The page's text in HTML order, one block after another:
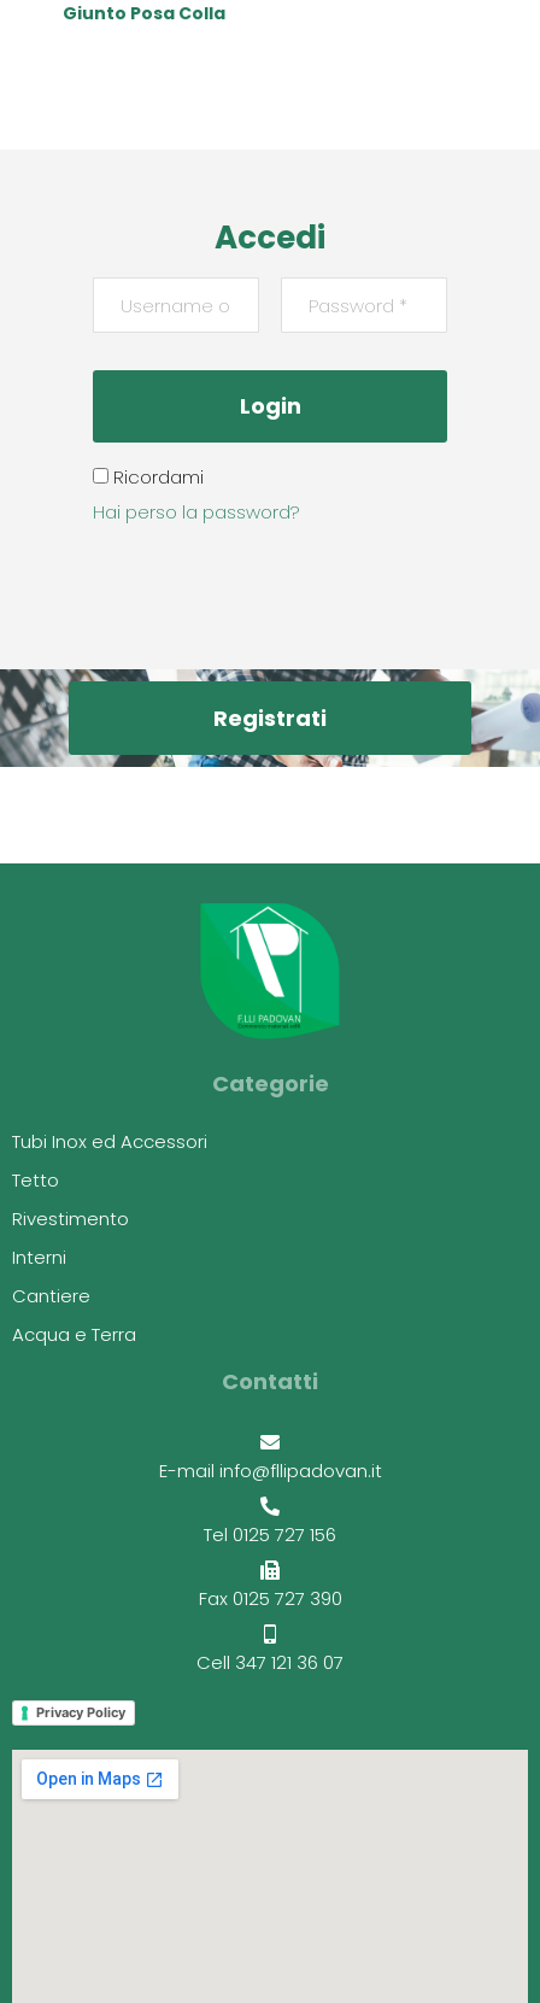
Giunto Posa Colla
Accedi
Ricordami
Hai perso la password?
Registrati
Categorie
Tubi Inox ed Accessori
Tetto
Rivestimento
Interni
Cantiere
Acqua e Terra
Contatti
E-mail info@fllipadovan.it
Tel 0125 727 156
Fax 0125 727 390
Cell 347 121 36 07
Privacy Policy